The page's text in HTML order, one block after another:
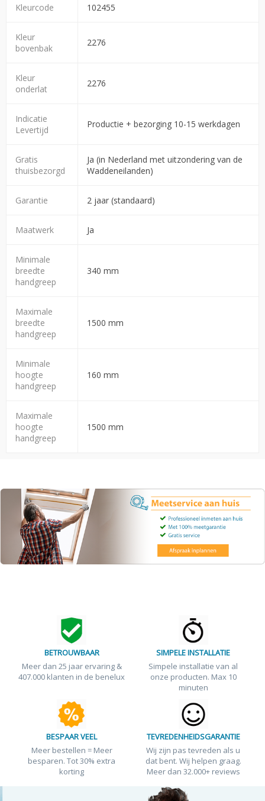
Kleurcode 102455
Kleur
bovenbak
2276
Kleur
onderlat
2276
Indicatie
Levertijd
Productie + bezorging 10-15 werkdagen
Gratis
thuisbezorgd
Ja (in Nederland met uitzondering van de
Waddeneilanden)
Garantie 2 jaar (standaard)
Maatwerk Ja
Minimale
breedte
handgreep
340 mm
Maximale
breedte
handgreep
1500 mm
Minimale
hoogte
handgreep
160 mm
Maximale
hoogte
handgreep
1500 mm
BETROUWBAAR
Meer dan 25 jaar ervaring &
407.000 klanten in de benelux
SIMPELE INSTALLATIE
Simpele installatie van al
onze producten. Max 10
minuten
BESPAAR VEEL
Meer bestellen = Meer
besparen. Tot 30% extra
korting
TEVREDENHEIDSGARANTIE
Wij zijn pas tevreden als u
dat bent. Wij helpen graag.
Meer dan 32.000+ reviews